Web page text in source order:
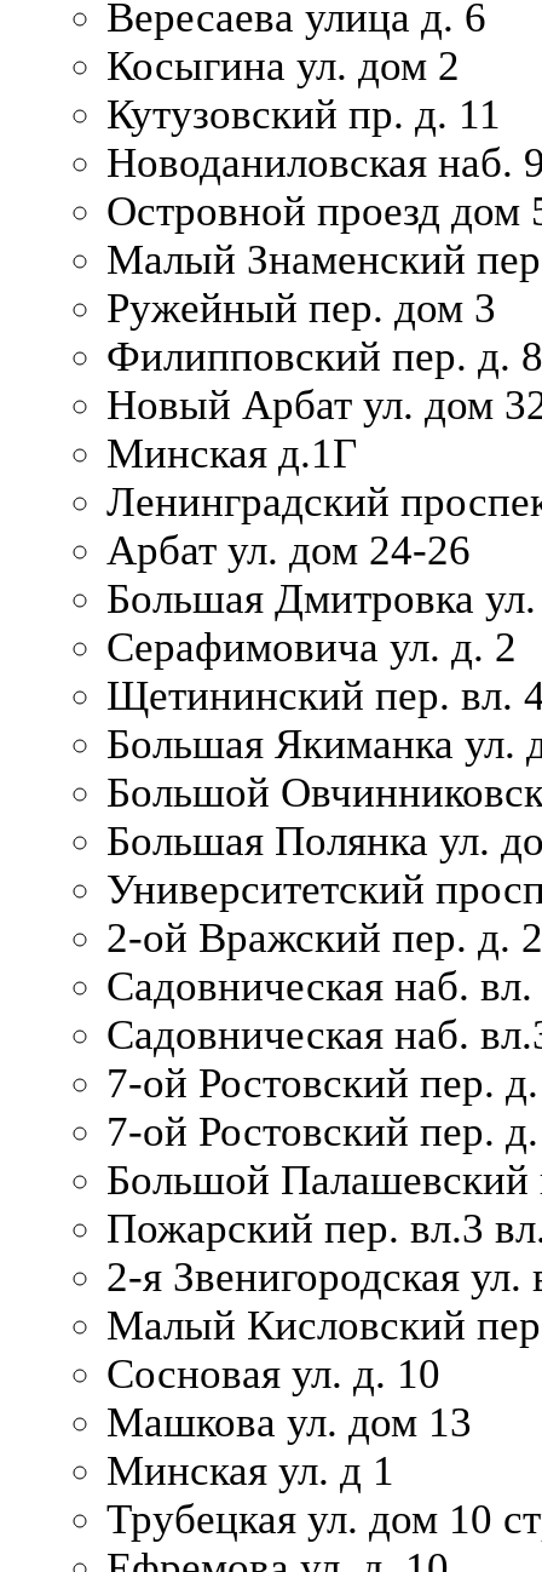
Вересаева улица д. 6
Косыгина ул. дом 2
Кутузовский пр. д. 11
Новоданиловская наб.
Островной проезд дом
Малый Знаменский
Ружейный пер. дом 3
Филипповский пер. д. 8
Новый Арбат ул. дом
Минская д.1Г
Ленинградский
Арбат ул. дом 24-26
Большая Дмитровка
Серафимовича ул. д. 2
Щетининский пер. вл.
Большая Якиманка ул.
Большой
Большая Полянка ул.
Университетский
2-ой Вражский пер. д. 2
Садовническая наб.
Садовническая наб.
7-ой Ростовский пер.
7-ой Ростовский пер.
Большой Палашевский
Пожарский пер. вл.3
2-я Звенигородская ул.
Малый Кисловский
Сосновая ул. д. 10
Машкова ул. дом 13
Минская ул. д 1
Трубецкая ул. дом 10